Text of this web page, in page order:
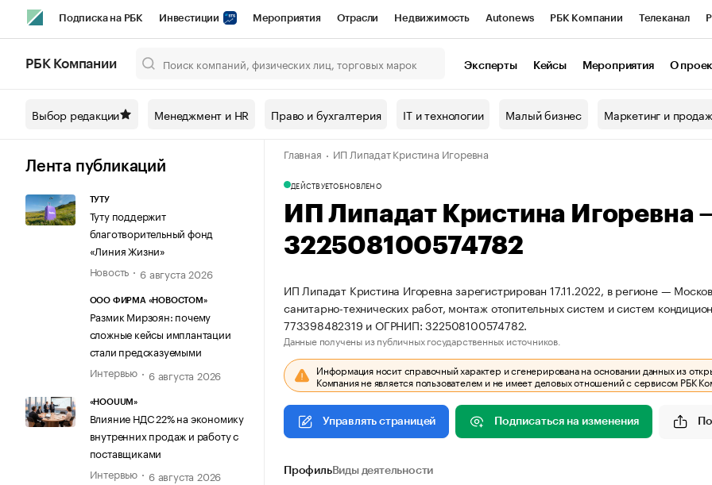
Подписка на РБК Инвестиции Мероприятия Отрасли Недвижимость Autonews РБК Компании Телеканал
Спецпроекты СПб Конференции СПб Спецпроекты Проверка контрагентов
Технологии и медиа Рынок наличной валюты
РБК Компании Эксперты Кейсы Мероприятия О
Выбор редакции Менеджмент и HR Право и бухгалтерия IT и технологии Малый бизнес Маркетинг и
Лента публикаций
ТУТУ
Туту поддержит
благотворительный фонд
«Линия Жизни»
Новость
6 августа 2026
ООО ФИРМА «НОВОСТОМ»
Размик Мирзоян: почему
сложные кейсы имплантации
стали предсказуемыми
Интервью
6 августа 2026
«HOOUUM»
Влияние НДС 22% на экономику
внутренних продаж и работу с
поставщиками
Интервью
6 августа 2026
Главная ИП Липадат Кристина Игоревна
ДЕЙСТВУЕТОБНОВЛЕНО
ИП Липадат Кристина
322508100574782
ИП Липадат Кристина Игоревна зарегистрирован 17.11.2022, в регионе —
санитарно-технических работ, монтаж отопительных систем и систем
773398482319 и ОГРНИП: 322508100574782.
Данные получены из публичных государственных источников.
Информация носит справочный характер и сгенерирована на основании данных из
Компания не является пользователем и не имеет деловых отношений с сервисом РБК
Управлять страницей Подписаться на изменения
ПрофильВиды деятельности